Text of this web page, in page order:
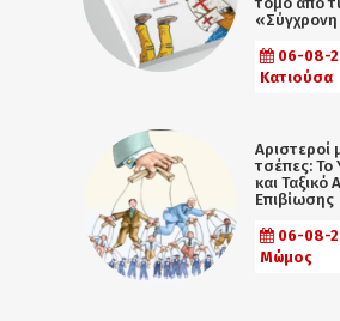
06-08-
Κατιούσα
Αριστεροί
τσέπες: Το
και Ταξικό
Επιβίωσης
06-08-
Μώμος